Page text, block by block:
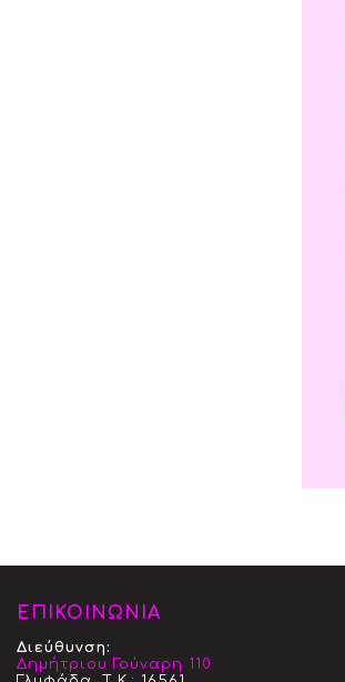
ΕΠΙΚΟΙΝΩΝΙΑ
Διεύθυνση:
Δημήτριου Γούναρη 110